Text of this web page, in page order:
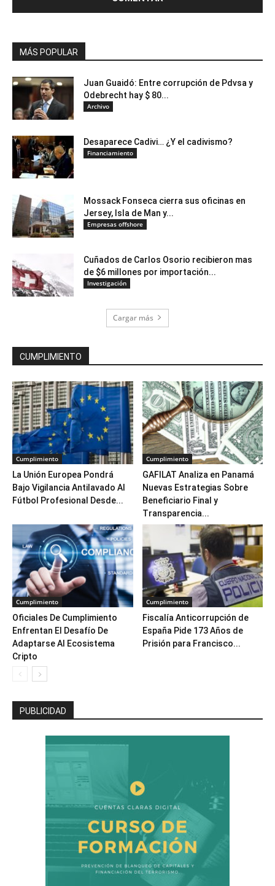
MÁS POPULAR
Juan Guaidó: Entre corrupción de Pdvsa y
Odebrecht hay $ 80...
Archivo
Desaparece Cadivi… ¿Y el cadivismo?
Financiamiento
Mossack Fonseca cierra sus oficinas en
Jersey, Isla de Man y...
Empresas offshore
Cuñados de Carlos Osorio recibieron mas
de $6 millones por importación...
Investigación
Cargar más
CUMPLIMIENTO
Cumplimiento
La Unión Europea Pondrá
Bajo Vigilancia Antilavado Al
Fútbol Profesional Desde...
Cumplimiento
GAFILAT Analiza en Panamá
Nuevas Estrategias Sobre
Beneficiario Final y
Transparencia...
Cumplimiento
Oficiales De Cumplimiento
Enfrentan El Desafío De
Adaptarse Al Ecosistema
Cripto
Cumplimiento
Fiscalía Anticorrupción de
España Pide 173 Años de
Prisión para Francisco...
PUBLICIDAD